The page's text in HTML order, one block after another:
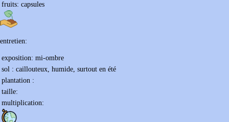
fruits: capsules
entretien:
exposition: mi-ombre
sol : caillouteux, humide, surtout en été
plantation :
taille:
multiplication: